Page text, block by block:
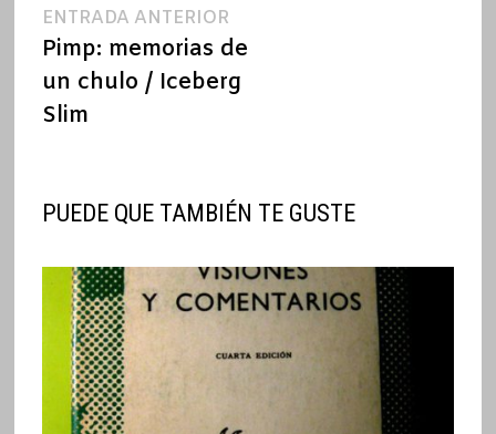
Navegación
de
entradas
ENTRADA ANTERIOREntrada
anterior:
Pimp: memorias de
un chulo / Iceberg
Slim
PUEDE QUE TAMBIÉN TE GUSTE